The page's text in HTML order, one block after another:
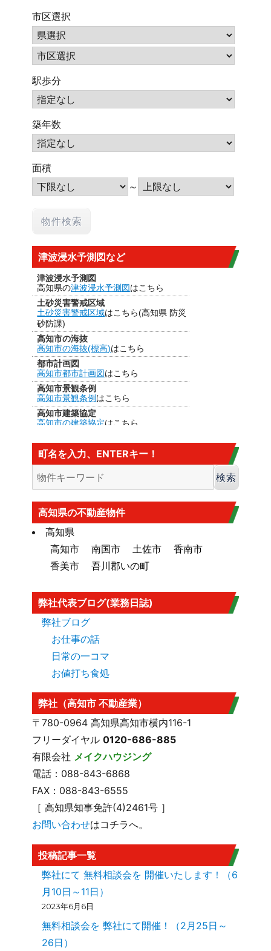
市区選択
駅歩分
築年数
面積
～
津波浸水予測図など
津波浸水予測図
高知県の津波浸水予測図はこちら
土砂災害警戒区域
土砂災害警戒区域はこちら(高知県 防災
砂防課)
高知市の海抜
高知市の海抜(標高)はこちら
都市計画図
高知市都市計画図はこちら
高知市景観条例
高知市景観条例 はこちら
高知市建築協定
高知市の建築協定はこちら
高知市の建法22条区域
はこちら・・・
カヤ葺き、ログハウスはダメ
香南市の海抜
香南市の海抜（標高）
高知市大規模盛土造成地マップ
ら
町名を入力、ENTERキー！
高知県の不動産物件
高知県
高知市
南国市 土佐市
香南市
香美市
吾川郡いの町
弊社代表ブログ(業務日誌)
弊社ブログ
お仕事の話
日常の一コマ
お値打ち食処
弊社（高知市 不動産業）
〒780-0964 高知県高知市横内116-1
フリーダイヤル0120-686-885
有限会社 メイクハウジング
電話：088-843-6868
FAX：088-843-6555
［ 高知県知事免許(4)2461号 ］
お問い合わせはコチラへ。
投稿記事一覧
弊社にて 無料相談会を 開催いたします！（6
月10日～11日）
2023年6月6日
無料相談会を 弊社にて開催！（2月25日～
26日）